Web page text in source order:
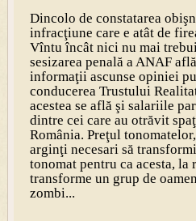
Dincolo de constatarea
infracţiune care e atât de
Vîntu încât nici nu mai
sesizarea penală a ANAF
informaţii ascunse opiniei
conducerea Trustului
acestea se află şi salariile
dintre cei care au otrăvit
România. Preţul
arginţi necesari să
tonomat pentru ca acesta, la
transforme un grup de
zombi...